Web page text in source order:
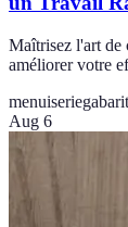
Maîtrisez l'art de
améliorer votre
menuiseriegabarit
Aug 6